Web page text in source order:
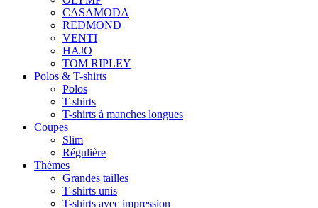
CASAMODA
REDMOND
VENTI
HAJO
TOM RIPLEY
Polos & T-shirts
Polos
T-shirts
T-shirts à manches longues
Coupes
Slim
Régulière
Thèmes
Grandes tailles
T-shirts unis
T-shirts avec impression